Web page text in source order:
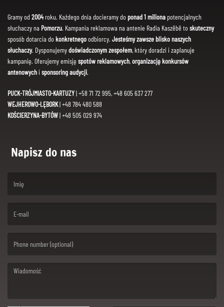
Gramy od 2004roku. Każdego dnia docieramy do ponad 1 miliona potencjalnych
słuchaczy na Pomorzu. Kampania reklamowa na antenie Radia Kaszëbë toskuteczny
sposób dotarcia dokonkretnegoodbiorcy. Jesteśmy zawsze blisko naszych
słuchaczy. Dysponujemydoświadczonym zespołem, który doradzi i zaplanuje
kampanię. Oferujemy emisję spotów reklamowych,organizację konkursów
antenowychi sponsoring audycji.
PUCK-TRÓJMIASTO-KARTUZY| +58 71 72 995, +48 605 637 277
WEJHEROWO-LĘBORK| +48 784 480 588
KOŚCIERZYNA-BYTÓW| +48 505 029 974
Napisz do nas